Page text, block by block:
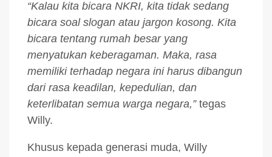
“Kalau kita bicara NKRI, kita tidak sedang
bicara soal slogan atau jargon kosong. Kita
bicara tentang rumah besar yang
menyatukan keberagaman. Maka, rasa
memiliki terhadap negara ini harus dibangun
dari rasa keadilan, kepedulian, dan
keterlibatan semua warga negara,”tegas
Willy.
Khusus kepada generasi muda, Willy